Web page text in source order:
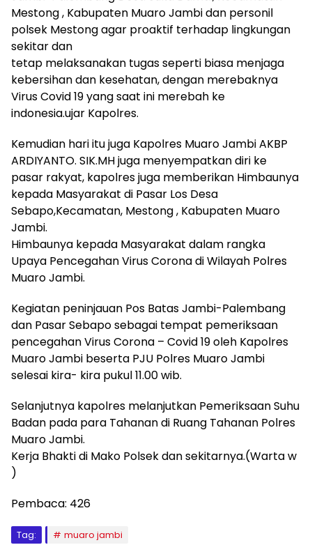
Mestong , Kabupaten Muaro Jambi dan personil
polsek Mestong agar proaktif terhadap lingkungan
sekitar dan
tetap melaksanakan tugas seperti biasa menjaga
kebersihan dan kesehatan, dengan merebaknya
Virus Covid 19 yang saat ini merebah ke
indonesia.ujar Kapolres.
Kemudian hari itu juga Kapolres Muaro Jambi AKBP
ARDIYANTO. SIK.MH juga menyempatkan diri ke
pasar rakyat, kapolres juga memberikan Himbaunya
kepada Masyarakat di Pasar Los Desa
Sebapo,Kecamatan, Mestong , Kabupaten Muaro
Jambi.
Himbaunya kepada Masyarakat dalam rangka
Upaya Pencegahan Virus Corona di Wilayah Polres
Muaro Jambi.
Kegiatan peninjauan Pos Batas Jambi-Palembang
dan Pasar Sebapo sebagai tempat pemeriksaan
pencegahan Virus Corona – Covid 19 oleh Kapolres
Muaro Jambi beserta PJU Polres Muaro Jambi
selesai kira- kira pukul 11.00 wib.
Selanjutnya kapolres melanjutkan Pemeriksaan Suhu
Badan pada para Tahanan di Ruang Tahanan Polres
Muaro Jambi.
Kerja Bhakti di Mako Polsek dan sekitarnya.(Warta w
)
Pembaca: 426
Tag: muaro jambi